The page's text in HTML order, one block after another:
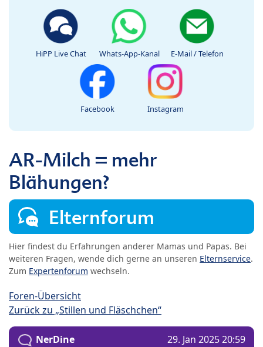
HiPP Live Chat Whats-App-Kanal E-Mail / Telefon
Facebook Instagram
AR-Milch = mehr
Blähungen?
Elternforum
Hier findest du Erfahrungen anderer Mamas und Papas. Bei
weiteren Fragen, wende dich gerne an unseren Elternservice.
Zum Expertenforum wechseln.
Foren-Übersicht
Zurück zu „Stillen und Fläschchen“
NerDine 29. Jan 2025 20:59